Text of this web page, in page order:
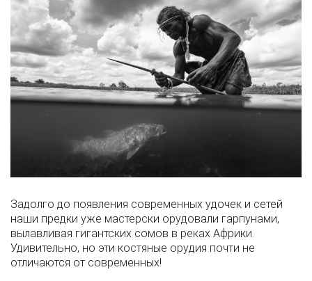
Задолго до появления современных удочек и сетей
наши предки уже мастерски орудовали гарпунами,
вылавливая гигантских сомов в реках Африки.
Удивительно, но эти костяные орудия почти не
отличаются от современных!